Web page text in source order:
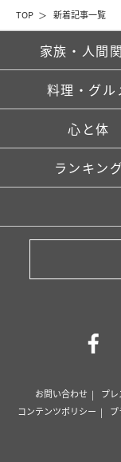
TOP 新着記事一覧
家族・人間
料理・グル
心と体
ランキング
お問い合わせ プ
コンテンツポリシー